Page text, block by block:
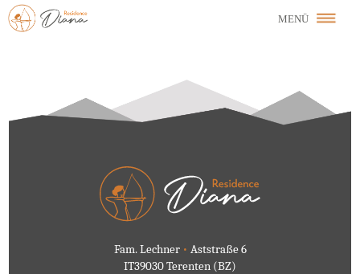
Fam. Lechner • Aststraße 6
IT39030 Terenten (BZ)